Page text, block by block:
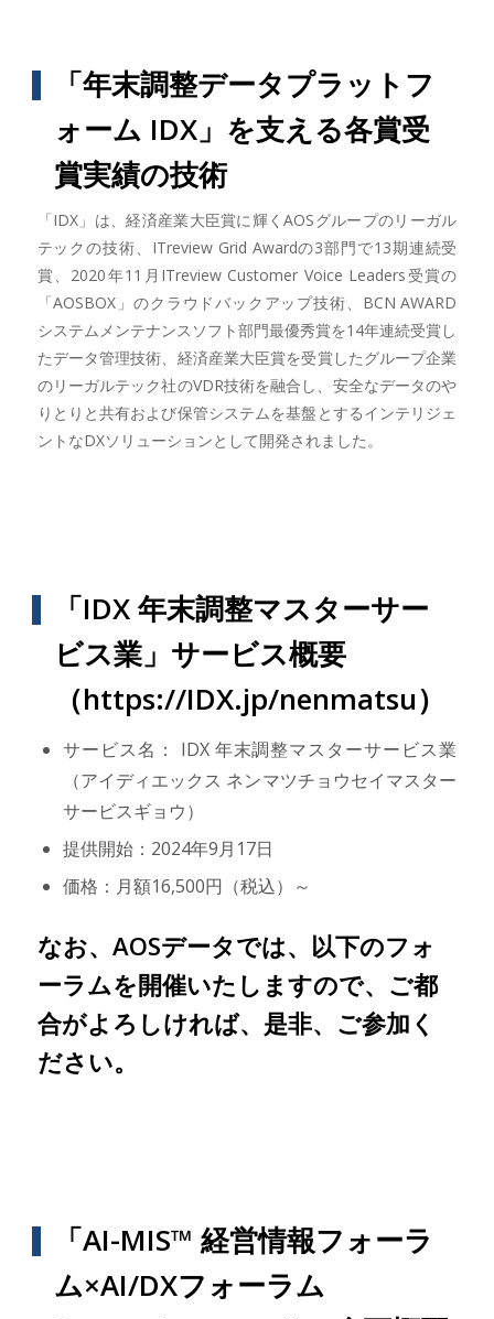
「年末調整データプラットフ
ォーム IDX」を支える各賞受
賞実績の技術
「IDX」は、経済産業大臣賞に輝くAOSグループのリーガル
テックの技術、ITreview Grid Awardの3部門で13期連続受
賞、2020年11月ITreview Customer Voice Leaders受賞の
「AOSBOX」のクラウドバックアップ技術、BCN AWARD
システムメンテナンスソフト部門最優秀賞を14年連続受賞し
たデータ管理技術、経済産業大臣賞を受賞したグループ企業
のリーガルテック社のVDR技術を融合し、安全なデータのや
りとりと共有および保管システムを基盤とするインテリジェ
ントなDXソリューションとして開発されました。
「IDX 年末調整マスターサー
ビス業」サービス概要
（https://IDX.jp/nenmatsu）
サービス名： IDX 年末調整マスターサービス業
（アイディエックス ネンマツチョウセイマスター
サービスギョウ）
提供開始：2024年9月17日
価格：月額16,500円（税込）～
なお、AOSデータでは、以下のフォ
ーラムを開催いたしますので、ご都
合がよろしければ、是非、ご参加く
ださい。
「AI-MIS™ 経営情報フォーラ
ム×AI/DXフォーラム